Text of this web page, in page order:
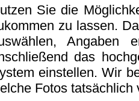
Sie die
zu lassen.
Angaben
das
einstellen. Wir
Fotos tatsächlich